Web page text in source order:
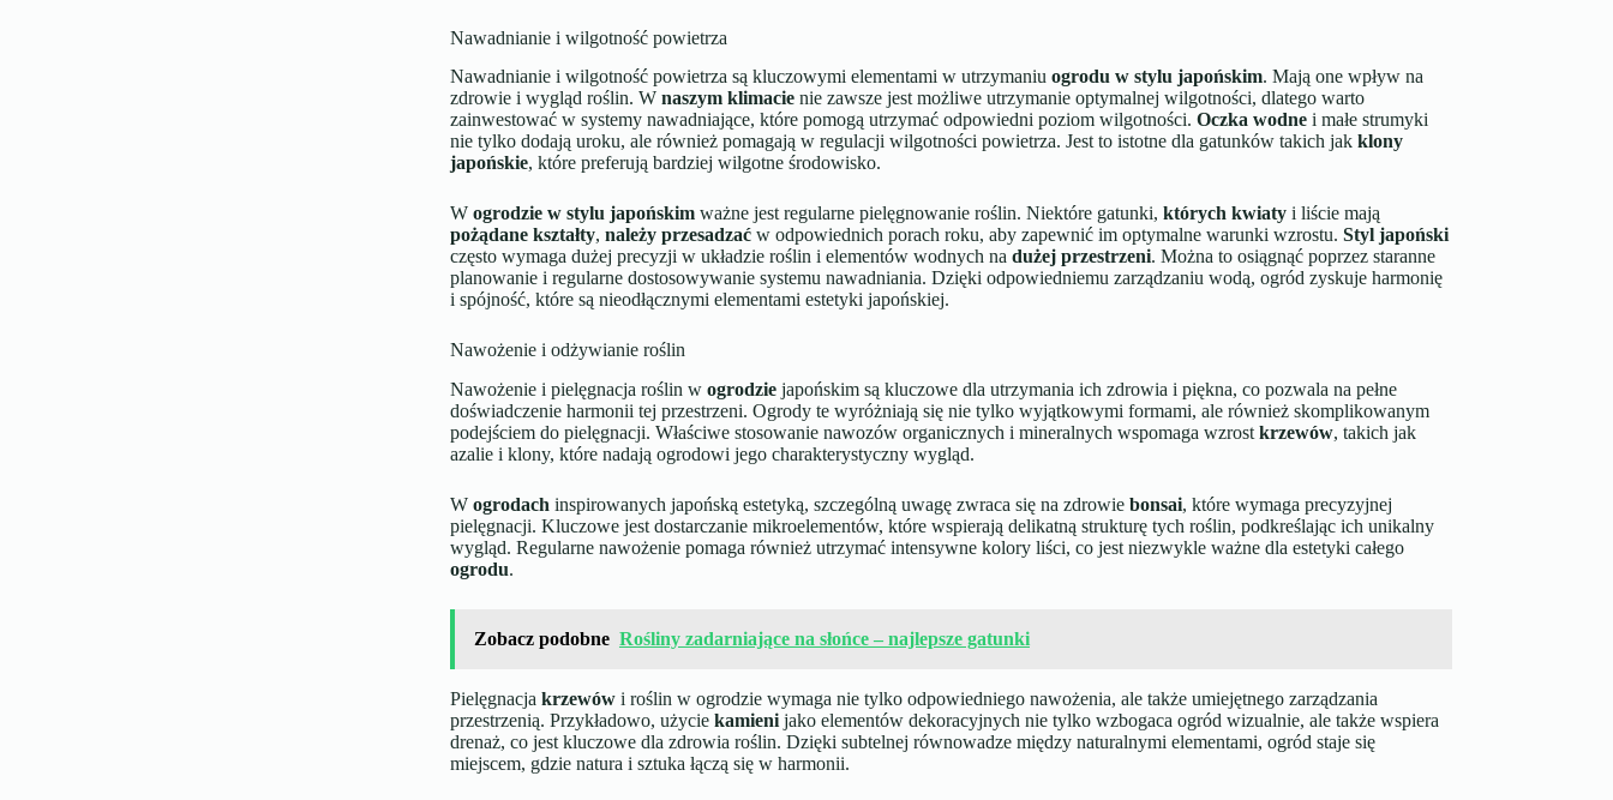
Nawadnianie i wilgotność powietrza
Nawadnianie i wilgotność powietrza są kluczowymi elementami w utrzymaniu ogrodu w stylu japońskim. Mają one wpływ na
zdrowie i wygląd roślin. W naszym klimacienie zawsze jest możliwe utrzymanie optymalnej wilgotności, dlatego warto
zainwestować w systemy nawadniające, które pomogą utrzymać odpowiedni poziom wilgotności. Oczka wodnei małe strumyki
nie tylko dodają uroku, ale również pomagają w regulacji wilgotności powietrza. Jest to istotne dla gatunków takich jak klony
japońskie, które preferują bardziej wilgotne środowisko.
W ogrodzie w stylu japońskimważne jest regularne pielęgnowanie roślin. Niektóre gatunki, których kwiatyi liście mają
pożądane kształty, należy przesadzaćw odpowiednich porach roku, aby zapewnić im optymalne warunki wzrostu. Styl japoński
często wymaga dużej precyzji w układzie roślin i elementów wodnych na dużej przestrzeni. Można to osiągnąć poprzez staranne
planowanie i regularne dostosowywanie systemu nawadniania. Dzięki odpowiedniemu zarządzaniu wodą, ogród zyskuje harmonię
i spójność, które są nieodłącznymi elementami estetyki japońskiej.
Nawożenie i odżywianie roślin
Nawożenie i pielęgnacja roślin w ogrodziejapońskim są kluczowe dla utrzymania ich zdrowia i piękna, co pozwala na pełne
doświadczenie harmonii tej przestrzeni. Ogrody te wyróżniają się nie tylko wyjątkowymi formami, ale również skomplikowanym
podejściem do pielęgnacji. Właściwe stosowanie nawozów organicznych i mineralnych wspomaga wzrost krzewów, takich jak
azalie i klony, które nadają ogrodowi jego charakterystyczny wygląd.
W ogrodach inspirowanych japońską estetyką, szczególną uwagę zwraca się na zdrowie bonsai, które wymaga precyzyjnej
pielęgnacji. Kluczowe jest dostarczanie mikroelementów, które wspierają delikatną strukturę tych roślin, podkreślając ich unikalny
wygląd. Regularne nawożenie pomaga również utrzymać intensywne kolory liści, co jest niezwykle ważne dla estetyki całego
ogrodu.
Zobacz podobne Rośliny zadarniające na słońce – najlepsze gatunki
Pielęgnacja krzewówi roślin w ogrodzie wymaga nie tylko odpowiedniego nawożenia, ale także umiejętnego zarządzania
przestrzenią. Przykładowo, użycie kamienijako elementów dekoracyjnych nie tylko wzbogaca ogród wizualnie, ale także wspiera
drenaż, co jest kluczowe dla zdrowia roślin. Dzięki subtelnej równowadze między naturalnymi elementami, ogród staje się
miejscem, gdzie natura i sztuka łączą się w harmonii.